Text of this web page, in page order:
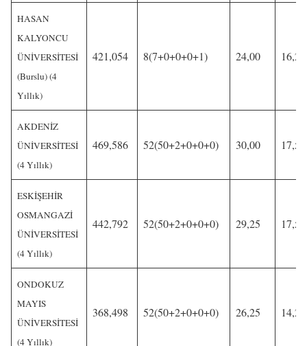
HASAN
KALYONCU
ÜNİVERSİTESİ
(Burslu) (4
Yıllık)
421,054 8(7+0+0+0+1) 24,00 16,25
AKDENİZ
ÜNİVERSİTESİ
(4 Yıllık)
469,586 52(50+2+0+0+0) 30,00 17,50
ESKİŞEHİR
OSMANGAZİ
ÜNİVERSİTESİ
(4 Yıllık)
442,792 52(50+2+0+0+0) 29,25 17,50
ONDOKUZ
MAYIS
ÜNİVERSİTESİ
(4 Yıllık)
368,498 52(50+2+0+0+0) 26,25 14,25